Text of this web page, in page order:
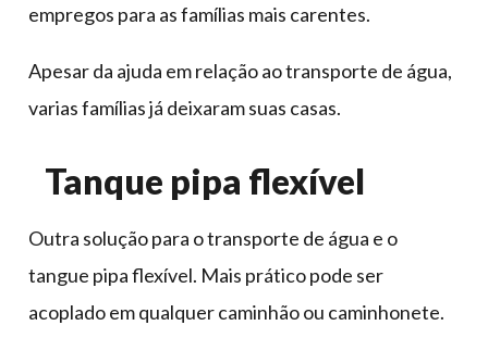
empregos para as famílias mais carentes.
Apesar da ajuda em relação ao transporte de água,
varias famílias já deixaram suas casas.
Tanque pipa flexível
Outra solução para o transporte de água e o
tangue pipa flexível. Mais prático pode ser
acoplado em qualquer caminhão ou caminhonete.